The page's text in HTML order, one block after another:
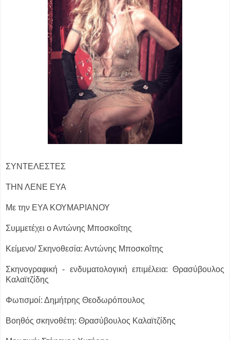
ΣΥΝΤΕΛΕΣΤΕΣ
ΤΗΝ ΛΕΝΕ ΕΥΑ
Με την ΕΥΑ ΚΟΥΜΑΡΙΑΝΟΥ
Συμμετέχει ο Αντώνης Μποσκοΐτης
Κείμενο/ Σκηνοθεσία: Αντώνης Μποσκοΐτης
Σκηνογραφική - ενδυματολογική επιμέλεια: Θρασύβουλος
Καλαϊτζίδης
Φωτισμοί: Δημήτρης Θεοδωρόπουλος
Βοηθός σκηνοθέτη: Θρασύβουλος Καλαϊτζίδης